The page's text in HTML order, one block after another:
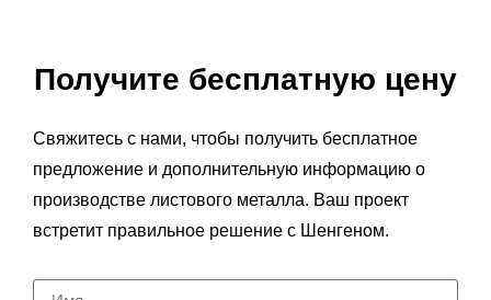
Получите бесплатную цену
Свяжитесь с нами, чтобы получить бесплатное
предложение и дополнительную информацию о
производстве листового металла. Ваш проект
встретит правильное решение с Шенгеном.